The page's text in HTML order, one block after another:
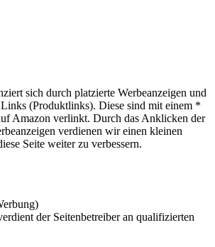
sich durch platzierte Werbeanzeigen und
(Produktlinks). Diese sind mit einem *
Amazon verlinkt. Durch das Anklicken der
verdienen wir einen kleinen
Seite weiter zu verbessern.
der Seitenbetreiber an qualifizierten